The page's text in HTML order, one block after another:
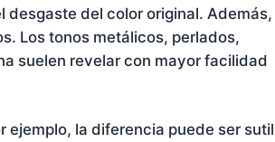
desgaste del color original. Además,
Los tonos metálicos, perlados,
suelen revelar con mayor facilidad
ejemplo, la diferencia puede ser sutil